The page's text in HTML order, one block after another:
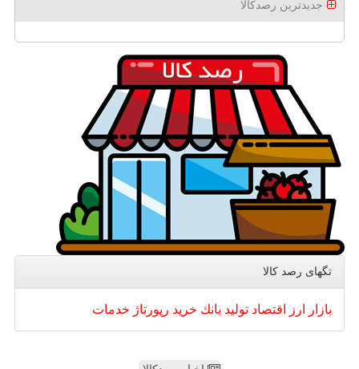
جدیدترین رصدکالا
تگهای رصد كالا
بازار ارز اقتصاد تولید بانك خرید رپورتاژ خدمات